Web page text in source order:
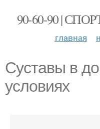
90-60-90 |
главная
Суставы в
условиях